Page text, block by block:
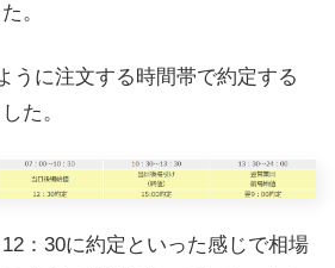
。
うに注文する時間帯で約定する
た。
：30に約定といった感じで相場